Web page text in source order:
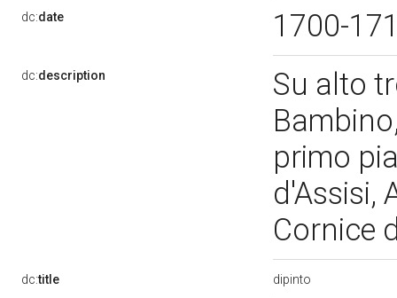
dc:date 1700-
dc:description
Su alto
primo
d'Assisi,
Cornice
dc:title dipinto